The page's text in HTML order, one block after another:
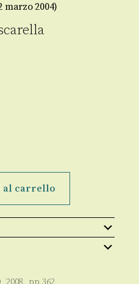
marzo 2004)
al carrello